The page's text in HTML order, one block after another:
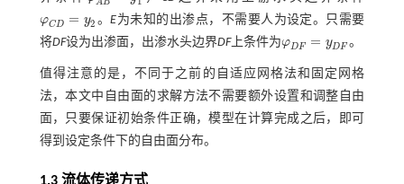
AB
φCD = y2
φCD= y2 。E为未知的出渗点，不需要人为设定。只需要
将DF设为出渗面，出渗水头边界DF上条件为φDF = yDF
φDF= yD F 。
值得注意的是，不同于之前的自适应网格法和固定网格
法，本文中自由面的求解方法不需要额外设置和调整自由
面，只要保证初始条件正确，模型在计算完成之后，即可
得到设定条件下的自由面分布。